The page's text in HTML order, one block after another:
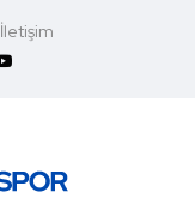
İletişim